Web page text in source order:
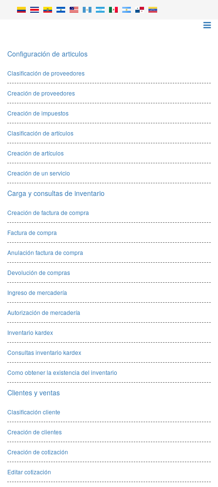
Configuración de articulos
Clasificación de proveedores
Creación de proveedores
Creación de impuestos
Clasificación de artículos
Creación de artículos
Creación de un servicio
Carga y consultas de inventario
Creación de factura de compra
Factura de compra
Anulación factura de compra
Devolución de compras
Ingreso de mercadería
Autorización de mercadería
Inventario kardex
Consultas inventario kardex
Como obtener la existencia del inventario
Clientes y ventas
Clasificación cliente
Creación de clientes
Creación de cotización
Editar cotización